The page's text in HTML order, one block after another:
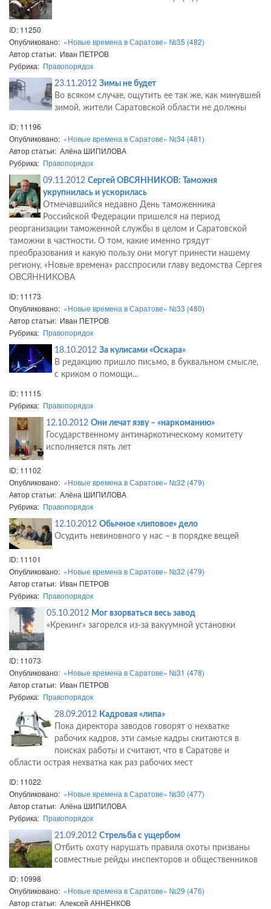
ID: 11250
Опубликовано: «Новые времена в Саратове» №35 (482)
Автор статьи: Иван ПЕТРОВ
Рубрика: Правопорядок
23.11.2012 Зимы не будет
Во всяком случае, ощутить ее так же, как минувшей
зимой, жители Саратовской области не должны
ID: 11196
Опубликовано: «Новые времена в Саратове» №34 (481)
Автор статьи: Алёна ШИПИЛОВА
Рубрика: Правопорядок
09.11.2012 Сергей ОВСЯННИКОВ: Таможня
укрупнилась и ускорилась
Отмечавшийся недавно День таможенника
Российской Федерации пришелся на период
реорганизации таможенной службы в целом и Саратовской
таможни в частности. О том, какие именно грядут
преобразования и какую пользу они могут принести нашему
региону, «Новые времена» расспросили главу ведомства Сергея
ОВСЯННИКОВА
ID: 11173
Опубликовано: «Новые времена в Саратове» №33 (480)
Автор статьи: Иван ПЕТРОВ
Рубрика: Правопорядок
18.10.2012 За кулисами «Оскара»
В редакцию пришло письмо, в буквальном смысле,
с криком о помощи...
ID: 11115
Рубрика: Правопорядок
12.10.2012 Они лечат язву – «наркоманию»
Государственному антинаркотическому комитету
исполняется пять лет
ID: 11102
Опубликовано: «Новые времена в Саратове» №32 (479)
Автор статьи: Алёна ШИПИЛОВА
Рубрика: Правопорядок
12.10.2012 Обычное «липовое» дело
Осудить невиновного у нас – в порядке вещей
ID: 11101
Опубликовано: «Новые времена в Саратове» №32 (479)
Автор статьи: Иван ПЕТРОВ
Рубрика: Правопорядок
05.10.2012 Мог взорваться весь завод
«Крекинг» загорелся из-за вакуумной установки
ID: 11073
Опубликовано: «Новые времена в Саратове» №31 (478)
Автор статьи: Иван ПЕТРОВ
Рубрика: Правопорядок
28.09.2012 Кадровая «липа»
Пока директора заводов говорят о нехватке
рабочих кадров, эти самые кадры скитаются в
поисках работы и считают, что в Саратове и
области острая нехватка как раз рабочих мест
ID: 11022
Опубликовано: «Новые времена в Саратове» №30 (477)
Автор статьи: Алёна ШИПИЛОВА
Рубрика: Правопорядок
21.09.2012 Стрельба с ущербом
Отбить охоту нарушать правила охоты призваны
совместные рейды инспекторов и общественников
ID: 10998
Опубликовано: «Новые времена в Саратове» №29 (476)
Автор статьи: Алексей АННЕНКОВ